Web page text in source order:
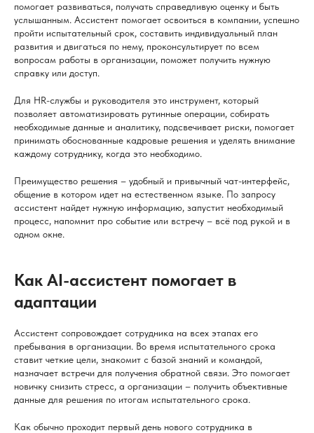
помогает развиваться, получать справедливую оценку и быть
услышанным. Ассистент помогает освоиться в компании, успешно
пройти испытательный срок, составить индивидуальный план
развития и двигаться по нему, проконсультирует по всем
вопросам работы в организации, поможет получить нужную
справку или доступ.
Для HR-службы и руководителя это инструмент, который
позволяет автоматизировать рутинные операции, собирать
необходимые данные и аналитику, подсвечивает риски, помогает
принимать обоснованные кадровые решения и уделять внимание
каждому сотруднику, когда это необходимо.
Преимущество решения – удобный и привычный чат-интерфейс,
общение в котором идет на естественном языке. По запросу
ассистент найдет нужную информацию, запустит необходимый
процесс, напомнит про событие или встречу – всё под рукой и в
одном окне.
Как AI-ассистент помогает в
адаптации
Ассистент сопровождает сотрудника на всех этапах его
пребывания в организации. Во время испытательного срока
ставит четкие цели, знакомит с базой знаний и командой,
назначает встречи для получения обратной связи. Это помогает
новичку снизить стресс, а организации – получить объективные
данные для решения по итогам испытательного срока.
Как обычно проходит первый день нового сотрудника в